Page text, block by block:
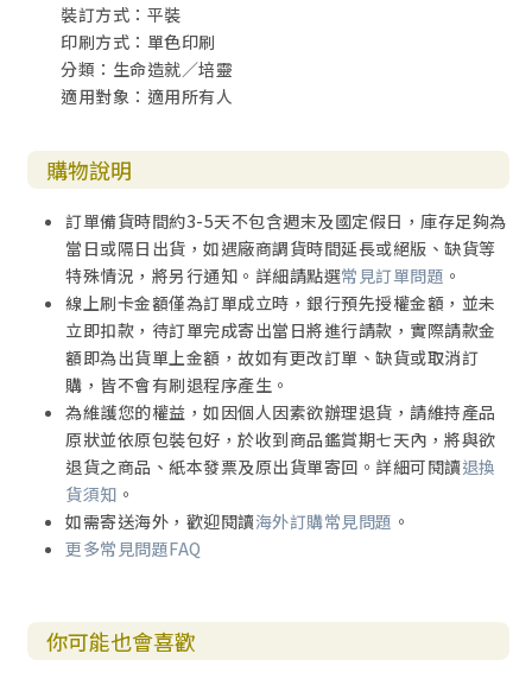
裝訂方式：平裝
印刷方式：單色印刷
分類：生命造就／培靈
適用對象：適用所有人
購物說明
訂單備貨時間約3-5天不包含週末及國定假日，庫存足夠為
當日或隔日出貨，如遇廠商調貨時間延長或絕版、缺貨等
特殊情況，將另行通知。詳細請點選常見訂單問題 。
線上刷卡金額僅為訂單成立時，銀行預先授權金額，並未
立即扣款，待訂單完成寄出當日將進行請款，實際請款金
額即為出貨單上金額，故如有更改訂單、缺貨或取消訂
購，皆不會有刷退程序產生。
為維護您的權益，如因個人因素欲辦理退貨，請維持產品
原狀並依原包裝包好，於收到商品鑑賞期七天內，將與欲
退貨之商品、紙本發票及原出貨單寄回。詳細可閱讀退換
貨須知 。
如需寄送海外，歡迎閱讀海外訂購常見問題 。
更多常見問題FAQ
你可能也會喜歡